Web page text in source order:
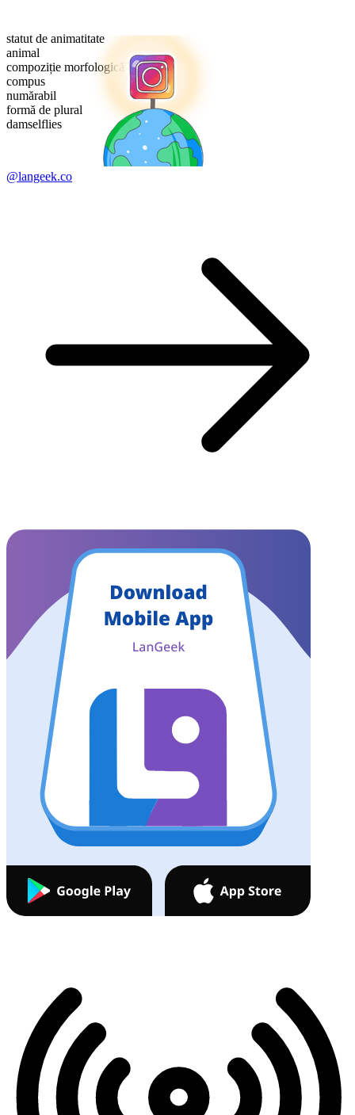
statut de animatitate
animal
compoziție morfologică
compus
numărabil
formă de plural
damselflies
@langeek.co